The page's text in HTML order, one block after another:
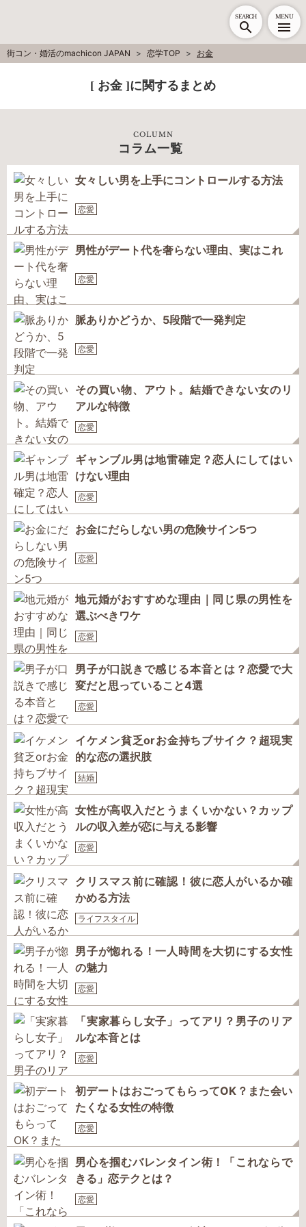
SEARCH MENU
街コン・婚活のmachicon JAPAN 恋学TOP お金
[ お金 ]に関するまとめ
COLUMN
コラム一覧
女々しい男を上手にコントロールする方法
恋愛
男性がデート代を奢らない理由、実はこれ
恋愛
脈ありかどうか、5段階で一発判定
恋愛
その買い物、アウト。結婚できない女のリ
アルな特徴
恋愛
ギャンブル男は地雷確定？恋人にしてはい
けない理由
恋愛
お金にだらしない男の危険サイン5つ
恋愛
地元婚がおすすめな理由｜同じ県の男性を
選ぶべきワケ
恋愛
男子が口説きで感じる本音とは？恋愛で大
変だと思っていること4選
恋愛
イケメン貧乏orお金持ちブサイク？超現実
的な恋の選択肢
結婚
女性が高収入だとうまくいかない？カップ
ルの収入差が恋に与える影響
恋愛
クリスマス前に確認！彼に恋人がいるか確
かめる方法
ライフスタイル
男子が惚れる！一人時間を大切にする女性
の魅力
恋愛
「実家暮らし女子」ってアリ？男子のリア
ルな本音とは
恋愛
初デートはおごってもらってOK？また会い
たくなる女性の特徴
恋愛
男心を掴むバレンタイン術！「これならで
きる」恋テクとは？
恋愛